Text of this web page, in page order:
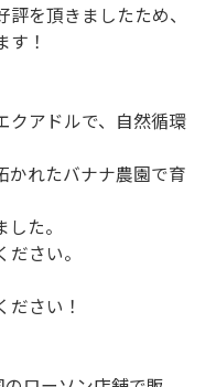
を頂きましたため、
！
クアドルで、自然循環
かれたバナナ農園で育
た。
さい。
さい！